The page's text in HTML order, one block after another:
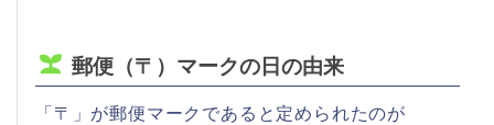
郵便（〒）マークの日の由来
「〒」が郵便マークであると定められたのが